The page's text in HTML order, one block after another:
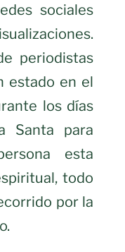
sociales
periodistas
estado en el
los días
Santa para
esta
todo
por la